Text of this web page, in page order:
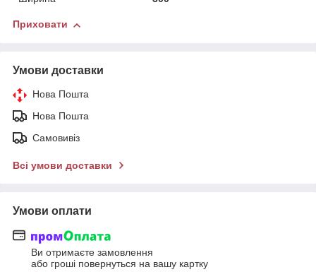
Приховати
Умови доставки
Нова Пошта
Нова Пошта
Самовивіз
Всі умови доставки
Умови оплати
Ви отримаєте замовлення
або гроші повернуться на вашу картку